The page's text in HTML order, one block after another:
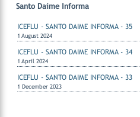
Santo Daime Informa
ICEFLU - SANTO DAIME INFORMA - 35
1 August 2024
ICEFLU - SANTO DAIME INFORMA - 34
1 April 2024
ICEFLU - SANTO DAIME INFORMA - 33
1 December 2023